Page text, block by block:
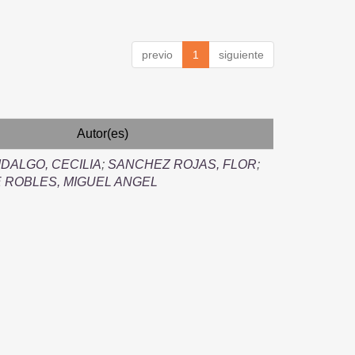
previo 1 siguiente
Autor(es)
CECILIA; SANCHEZ ROJAS, FLOR;
MIGUEL ANGEL